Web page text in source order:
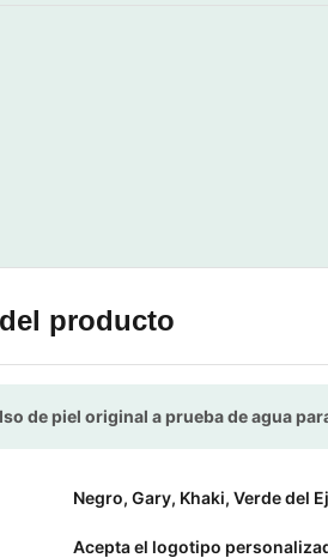
producto
de piel original a prueba de agua
Negro, Gary, Khaki, Verde del
Acepta el logotipo